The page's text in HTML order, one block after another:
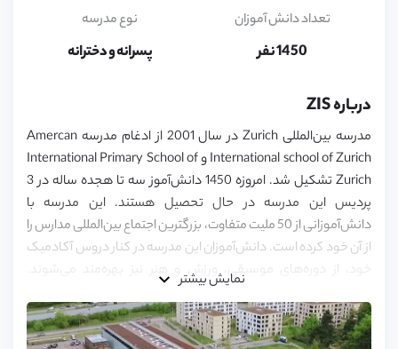
6,
7,
8,
9,
13,
14,
15,
16,
17,
18
تعداد دانش آموزان
1450 نفر
نوع مدرسه
پسرانه و دخترانه
درباره ZIS
مدرسه بین‌المللی Zurich در سال 2001 از ادغام مدرسه Amercan
International school of Zurich و International Primary School of
Zurich تشکیل شد. امروزه 1450 دانش‌آموز سه تا هجده ساله در 3
پردیس این مدرسه در حال تحصیل هستند. این مدرسه با
دانش‌آموزانی از 50 ملیت متفاوت، بزرگترین اجتماع بین‌المللی مدارس را
از آن خود کرده است. دانش‌آموزان این مدرسه در کنار دروس آکادمیک
خود، از دوره‌های موسیقی، ورزش و هنر نیز بهره‌مند می‌شوند.
مسئولین این مدرسه تمام تلاش خود را در جهت تربیت افرادی خلاق، با
انگیزه و مبتکر با ایده‌های نو می‌کنند و از لحاظ اخلاقی نیز دانش‌آموزان
را مستقل و با اعتماد به نفس بار می‌آورند.
نمایش بیشتر